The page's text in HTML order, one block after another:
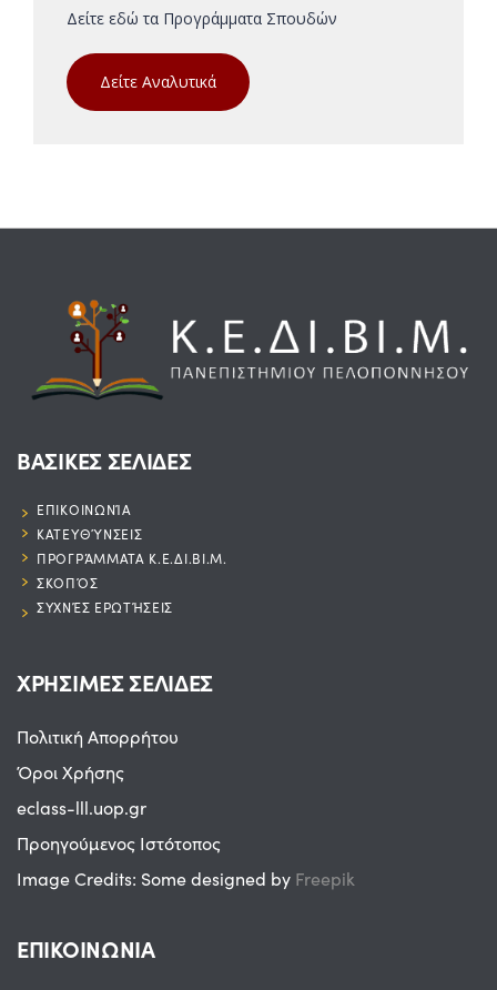
Δείτε εδώ τα Προγράμματα Σπουδών
Δείτε Αναλυτικά
ΒΑΣΙΚΕΣ ΣΕΛΙΔΕΣ
ΕΠΙΚΟΙΝΩΝΊΑ
ΚΑΤΕΥΘΎΝΣΕΙΣ
ΠΡΟΓΡΆΜΜΑΤΑ Κ.Ε.ΔΙ.ΒΙ.Μ.
ΣΚΟΠΌΣ
ΣΥΧΝΈΣ ΕΡΩΤΉΣΕΙΣ
ΧΡΗΣΙΜΕΣ ΣΕΛΙΔΕΣ
Πολιτική Απορρήτου
Όροι Χρήσης
eclass-lll.uop.gr
Προηγούμενος Ιστότοπος
Image Credits: Some designed by Freepik
ΕΠΙΚΟΙΝΩΝΙΑ